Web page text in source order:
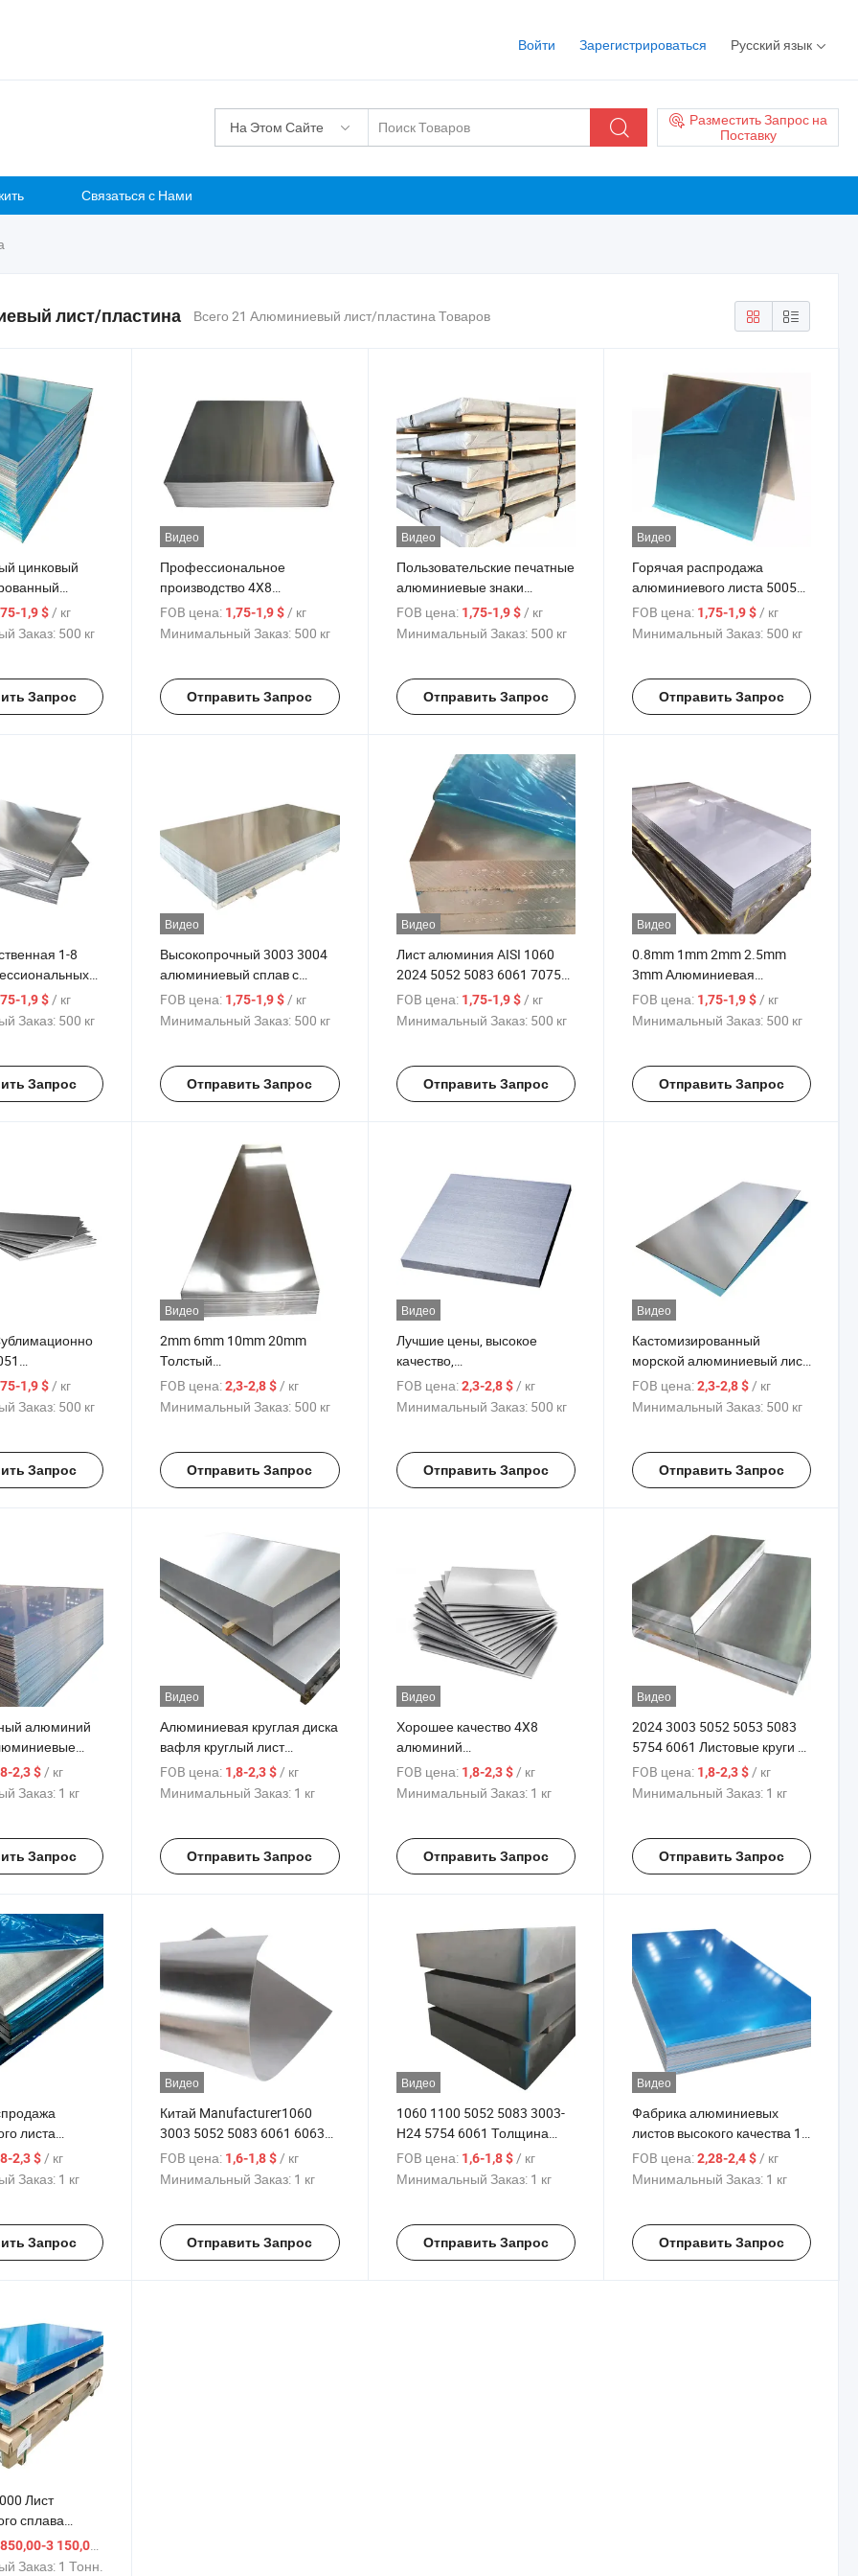
Войти Зарегистрироваться Русский язык
На Этом Сайте
Разместить Запрос на
Поставку
Связаться с Нами
лист/пластина Всего 21 Алюминиевый лист/пластина Товаров
цинковый
цена за
1,9 $/ кг
Заказ: 500 кг
Запрос
Видео
Профессиональное
производство 4X8
алюминиевой пластины
1050 1060 3003 6063 5052
алюминиевый лист
FOB цена: 1,75-1,9 $/ кг
Минимальный Заказ: 500 кг
Отправить Запрос
Видео
Пользовательские печатные
алюминиевые знаки
полного цвета, заготовки
для сублимации,
FOB цена: 1,75-1,9 $/ кг
Минимальный Заказ: 500 кг
Отправить Запрос
Видео
Горячая распродажа
алюминиевого листа 5005
6061 T6 7075
металлической
фабрики
FOB цена: 1,75-1,9 $/ кг
Минимальный Заказ: 500 кг
Отправить Запрос
1-8
листов
цене
зданий
1,9 $ / кг
Заказ: 500 кг
Запрос
Видео
Высокопрочный 3003 3004
алюминиевый сплав с
зеркальной отделкой 5083
5052 H32 0.6mm 0.8mm
FOB цена: 1,75-1,9 $ / кг
Минимальный Заказ: 500 кг
Отправить Запрос
Видео
Лист алюминия AISI 1060
2024 5052 5083 6061 7075
Алюминиевый пластина для
лодки
FOB цена: 1,75-1,9 $ / кг
Минимальный Заказ: 500 кг
Отправить Запрос
Видео
0.8mm 1mm 2mm 2.5mm
3mm Алюминиевая
пластина 6000 7000 6061
Алюминиевая листовая
FOB цена: 1,75-1,9 $ / кг
Минимальный Заказ: 500 кг
Отправить Запрос
сплав
1.5 мм
лист
1,9 $ / кг
Заказ: 500 кг
Запрос
Видео
2mm 6mm 10mm 20mm
Толстый
высококачественный
профессиональный
серии
FOB цена: 2,3-2,8 $ / кг
Минимальный Заказ: 500 кг
Отправить Запрос
Видео
Лучшие цены, высокое
качество,
профессиональный завод
по производству
размеры для использования
на кухне
FOB цена: 2,3-2,8 $ / кг
Минимальный Заказ: 500 кг
Отправить Запрос
Видео
Кастомизированный
морской алюминиевый лист
цена за кг 1060 5005 5052
5083 6063 6061 6082 7075
FOB цена: 2,3-2,8 $ / кг
Минимальный Заказ: 500 кг
Отправить Запрос
алюминий
6070
2,3 $/ кг
Заказ: 1 кг
Запрос
Видео
Алюминиевая круглая диска
вафля круглый лист
пластина H111 H116 H321
ПВХ покрытый 4FT X 8FT
FOB цена: 1,8-2,3 $ / кг
Минимальный Заказ: 1 кг
Отправить Запрос
Видео
Хорошее качество 4X8
алюминий
1050/1060/1100/3003/5052/5005
5083 H111 H116 H321 ПВХ
FOB цена: 1,8-2,3 $/ кг
Минимальный Заказ: 1 кг
Отправить Запрос
Видео
2024 3003 5052 5053 5083
5754 6061 Листовые круги из
алюминия Сырьё
Анодированные
FOB цена: 1,8-2,3 $/ кг
Минимальный Заказ: 1 кг
Отправить Запрос
листа
3003 Серия
5083 6061
2,3 $/ кг
Заказ: 1 кг
Запрос
Видео
Китай Manufacturer1060
3003 5052 5083 6061 6063
алюминиевая пластина
FOB цена: 1,6-1,8 $/ кг
Минимальный Заказ: 1 кг
Отправить Запрос
Видео
1060 1100 5052 5083 3003-
H24 5754 6061 Толщина
Волосная линия Сплав /
Алюминий Нержавеющая
Кровельный лист
FOB цена: 1,6-1,8 $/ кг
Минимальный Заказ: 1 кг
Отправить Запрос
Видео
Фабрика алюминиевых
листов высокого качества 1-
5 Серия 5005 -H14
Алюминиевый лист
FOB цена: 2,28-2,4 $/ кг
Минимальный Заказ: 1 кг
Отправить Запрос
Лист
сплава
износу3 150,00 $
Заказ: 1 Тонн.